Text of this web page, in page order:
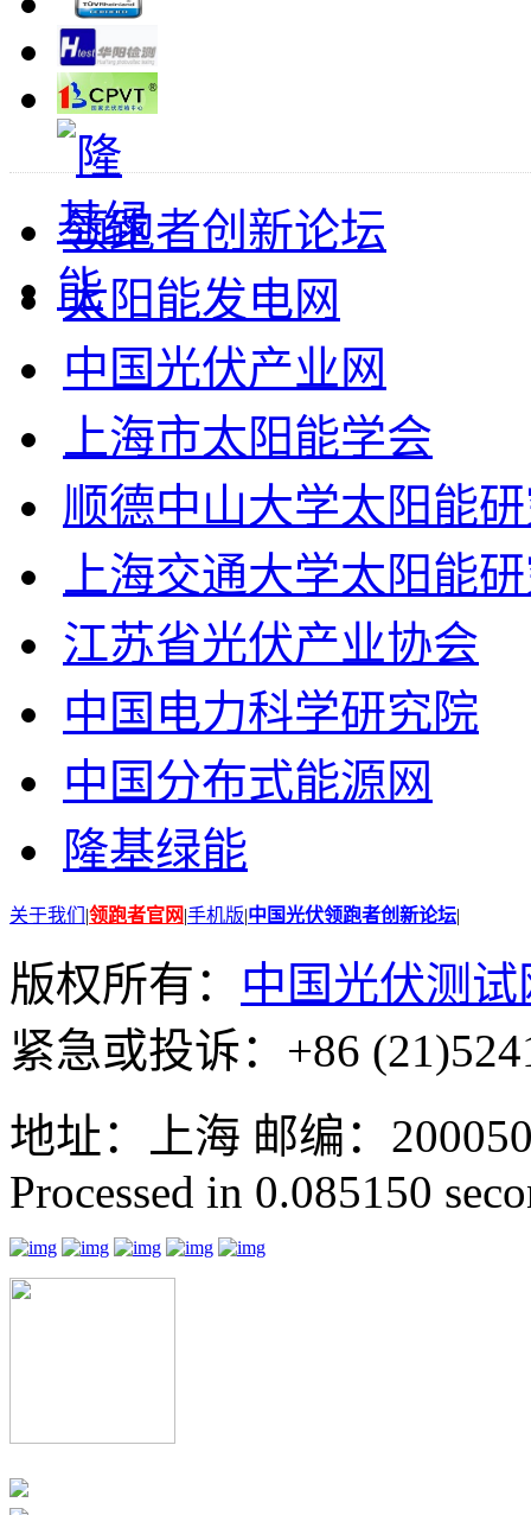
领跑者创新论坛
太阳能发电网
中国光伏产业网
上海市太阳能学会
顺德中山大学太阳能
上海交通大学太阳能
江苏省光伏产业协会
中国电力科学研究院
中国分布式能源网
隆基绿能
关于我们 |领跑者官网|手机版|中国光伏领跑者创新论坛|
版权所有： 中国光伏测试
紧急或投诉：+86
地址：上海 邮编：
Processed in 0.085150